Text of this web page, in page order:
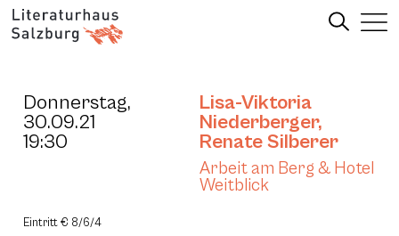
Donnerstag,
30.09.21
19:30
Lisa-Viktoria
Niederberger,
Renate Silberer
Arbeit am Berg & Hotel
Weitblick
Eintritt € 8/6/4